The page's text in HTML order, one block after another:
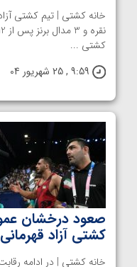
کشتی ...
9:59 , 25 شهریور 04
صعود درخشان
کشتی آزاد